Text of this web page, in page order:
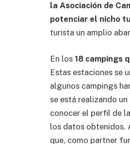
la Asociación de
potenciar el nicho
turista un amplio
En los 18 campings
Estas estaciones se
algunos campings
se está realizando un
conocer el perfil de
los datos obtenidos.
que, como partner